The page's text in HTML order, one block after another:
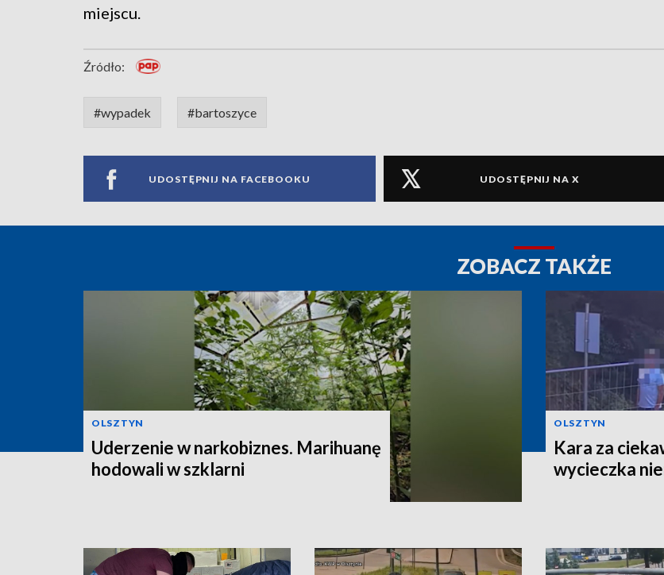
miejscu.
Źródło:
#wypadek #bartoszyce
UDOSTĘPNIJ NA FACEBOOKU UDOSTĘPNIJ NA X
ZOBACZ TAKŻE
OLSZTYN
Uderzenie w narkobiznes. Marihuanę
hodowali w szklarni
OLSZTYN
Kara za
wycieczka